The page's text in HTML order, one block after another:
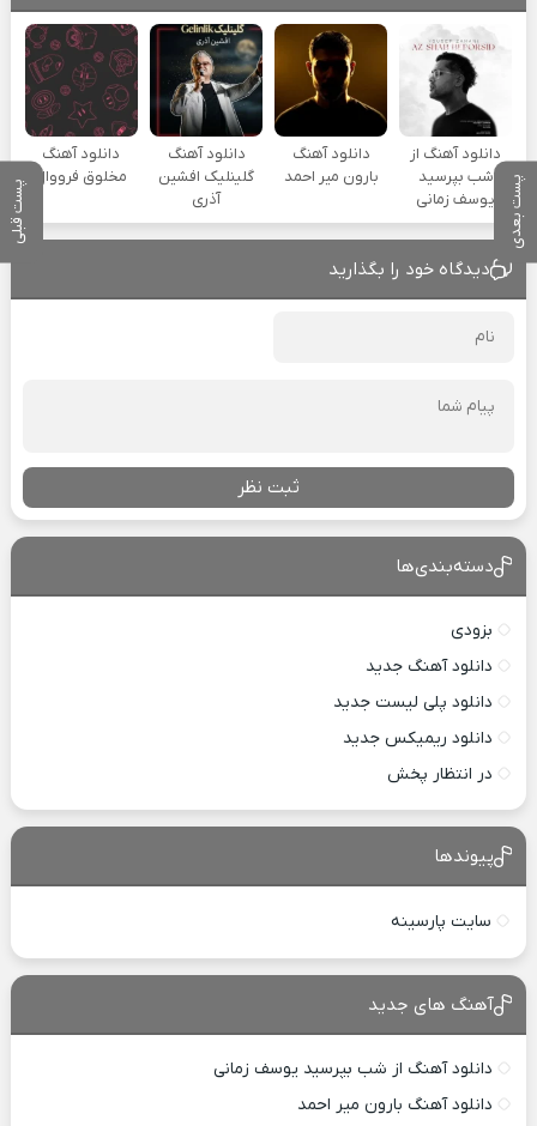
پست بعدی پست قبلی
دانلود آهنگ از
شب بپرسید
یوسف زمانی
دانلود آهنگ
بارون میر احمد
دانلود آهنگ
گلینلیک افشین
آذری
دانلود آهنگ
مخلوق فرووال
دیدگاه خود را بگذارید
ثبت نظر
دسته‌بندی‌ها
بزودی
دانلود آهنگ جدید
دانلود پلی لیست جدید
دانلود ریمیکس جدید
در انتظار پخش
پیوندها
سایت پارسینه
آهنگ های جدید
دانلود آهنگ از شب بپرسید یوسف زمانی
دانلود آهنگ بارون میر احمد